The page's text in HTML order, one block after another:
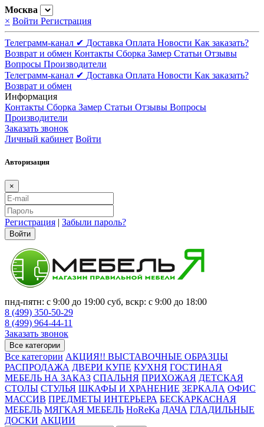
Москва
× Войти Регистрация
Телеграмм-канал ✔ Доставка Оплата Новости Как заказать?
Возврат и обмен Контакты Сборка Замер Статьи Отзывы
Вопросы Производители
Телеграмм-канал ✔ Доставка Оплата Новости Как заказать?
Возврат и обмен
Информация
Контакты Сборка Замер Статьи Отзывы Вопросы
Производители
Заказать звонок
Личный кабинет Войти
Авторизация
×
Регистрация | Забыли пароль?
Войти
пнд-пятн: с 9:00 до 19:00 суб, вскр: с 9:00 до 18:00
8 (499) 350-50-29
8 (499) 964-44-11
Заказать звонок
Все категории
Все категории АКЦИЯ!! ВЫСТАВОЧНЫЕ ОБРАЗЦЫ
РАСПРОДАЖА ДВЕРИ КУПЕ КУХНЯ ГОСТИНАЯ
МЕБЕЛЬ НА ЗАКАЗ СПАЛЬНЯ ПРИХОЖАЯ ДЕТСКАЯ
СТОЛЫ СТУЛЬЯ ШКАФЫ И ХРАНЕНИЕ ЗЕРКАЛА ОФИС
МАССИВ ПРЕДМЕТЫ ИНТЕРЬЕРА БЕСКАРКАСНАЯ
МЕБЕЛЬ МЯГКАЯ МЕБЕЛЬ HoReKa ДАЧА ГЛАДИЛЬНЫЕ
ДОСКИ АКЦИИ